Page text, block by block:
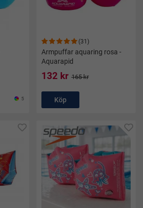
5
(31)
Armpuffar aquaring rosa -
Aquarapid
132 kr 165 kr
Köp